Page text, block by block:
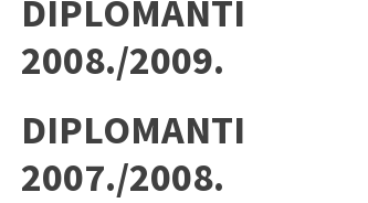
DIPLOMANTI
2008./2009.
DIPLOMANTI
2007./2008.